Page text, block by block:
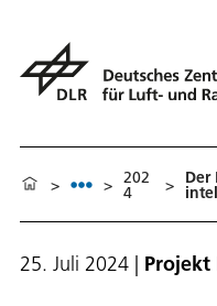
> > 202
4 > Der
25. Juli 2024 | Projekt